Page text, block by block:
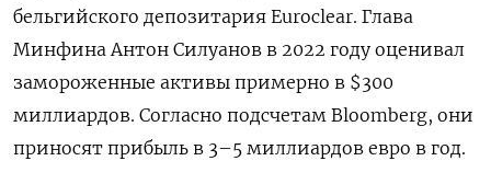
бельгийского депозитария Euroclear. Глава
Минфина Антон Силуанов в 2022 году оценивал
замороженные активы примерно в $300
миллиардов. Согласно подсчетам Bloomberg, они
приносят прибыль в 3–5 миллиардов евро в год.